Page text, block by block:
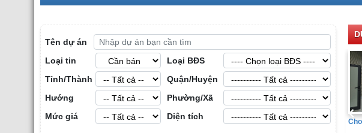
Tên dự án
Loại tin
Loại BĐS
Tỉnh/Thành
Quận/Huyện
Hướng
Phường/Xã
Mức giá
Diện tích
Cho Thuê Nhà Xưởng tại Bắc Ninh